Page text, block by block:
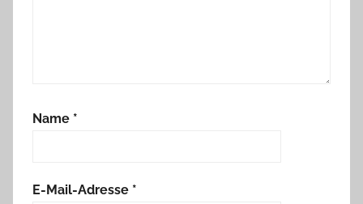
Name *
E-Mail-Adresse *